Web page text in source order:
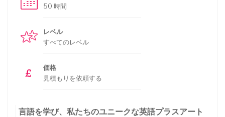
50 時間
レベル
すべてのレベル
価格
見積もりを依頼する
言語を学び、 私たちのユニークな英語プラスアート